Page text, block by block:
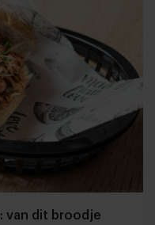
van dit broodje